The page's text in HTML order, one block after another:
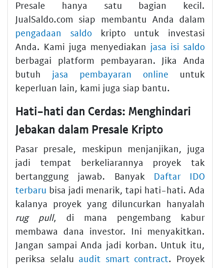
Presale hanya satu bagian kecil.
JualSaldo.com siap membantu Anda dalam
pengadaan saldokripto untuk investasi
Anda. Kami juga menyediakan jasa isi saldo
berbagai platform pembayaran. Jika Anda
butuh jasa pembayaran online untuk
keperluan lain, kami juga siap bantu.
Hati-hati dan Cerdas: Menghindari
Jebakan dalam Presale Kripto
Pasar presale, meskipun menjanjikan, juga
jadi tempat berkeliarannya proyek tak
bertanggung jawab. Banyak Daftar IDO
terbaru bisa jadi menarik, tapi hati-hati. Ada
kalanya proyek yang diluncurkan hanyalah
rug pull, di mana pengembang kabur
membawa dana investor. Ini menyakitkan.
Jangan sampai Anda jadi korban. Untuk itu,
periksa selalu audit smart contract. Proyek